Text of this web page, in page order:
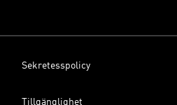
Sekretesspolicy
Tillgänglighet